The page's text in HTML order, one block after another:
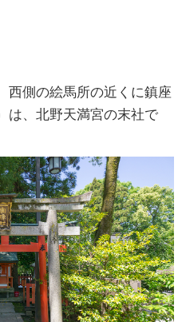
西側の絵馬所の近くに鎮座
は、北野天満宮の末社で